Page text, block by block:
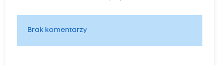
Brak komentarzy